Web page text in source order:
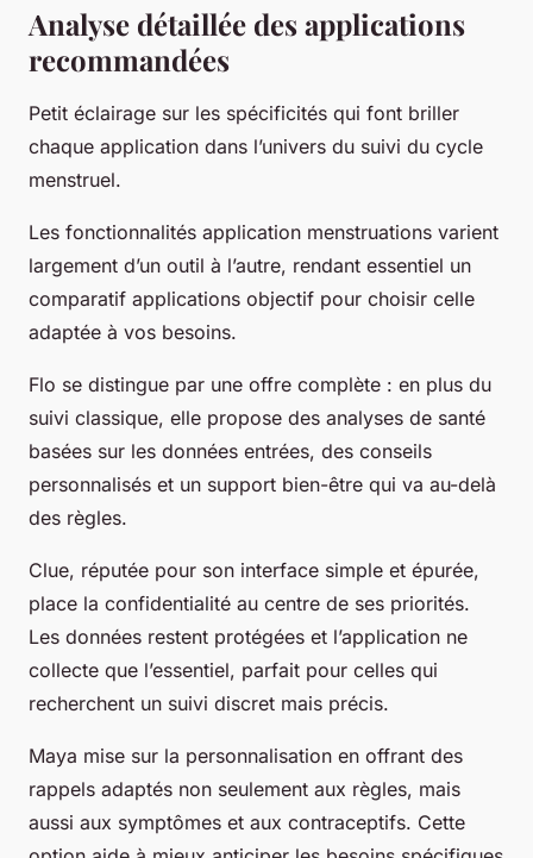
Analyse détaillée des applications
recommandées
Petit éclairage sur les spécificités qui font briller
chaque application dans l’univers du suivi du cycle
menstruel.
Les fonctionnalités application menstruations varient
largement d’un outil à l’autre, rendant essentiel un
comparatif applications objectif pour choisir celle
adaptée à vos besoins.
Flo se distingue par une offre complète : en plus du
suivi classique, elle propose des analyses de santé
basées sur les données entrées, des conseils
personnalisés et un support bien-être qui va au-delà
des règles.
Clue, réputée pour son interface simple et épurée,
place la confidentialité au centre de ses priorités.
Les données restent protégées et l’application ne
collecte que l’essentiel, parfait pour celles qui
recherchent un suivi discret mais précis.
Maya mise sur la personnalisation en offrant des
rappels adaptés non seulement aux règles, mais
aussi aux symptômes et aux contraceptifs. Cette